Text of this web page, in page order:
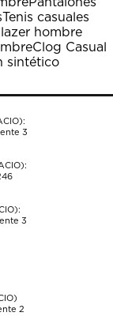
Tenis casuales
hombre
Clog Casual
sintético
3
3
2